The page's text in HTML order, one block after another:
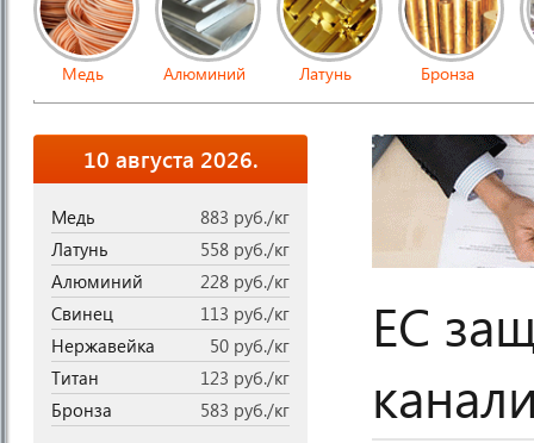
Медь Алюминий Латунь Бронза
10 августа 2026.
Медь
883 руб./кг
Латунь
558 руб./кг
Алюминий
228 руб./кг
Свинец
113 руб./кг
Нержавейка
50 руб./кг
Титан
123 руб./кг
Бронза
583 руб./кг
ЕС